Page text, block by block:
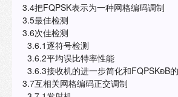
3.4把FQPSK表示为一种网格编码调制
3.5最佳检测
3.6次佳检测
3.6.1逐符号检测
3.6.2平均误比特率性能
3.6.3接收机的进一步简化和FQPSKB
3.7互相关网格编码正交调制